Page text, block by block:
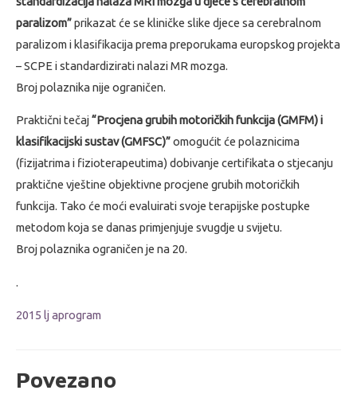
paralizom”prikazat će se kliničke slike djece sa cerebralnom
paralizom i klasifikacija prema preporukama europskog projekta
– SCPE i standardizirati nalazi MR mozga.
Broj polaznika nije ograničen.
Praktični tečaj“Procjena grubih motoričkih funkcija (GMFM) i
klasifikacijski sustav (GMFSC)”omogućit će polaznicima
(fizijatrima i fizioterapeutima) dobivanje certifikata o stjecanju
praktične vještine objektivne procjene grubih motoričkih
funkcija. Tako će moći evaluirati svoje terapijske postupke
metodom koja se danas primjenjuje svugdje u svijetu.
Broj polaznika ograničen je na 20.
.
2015 lj aprogram
Povezano